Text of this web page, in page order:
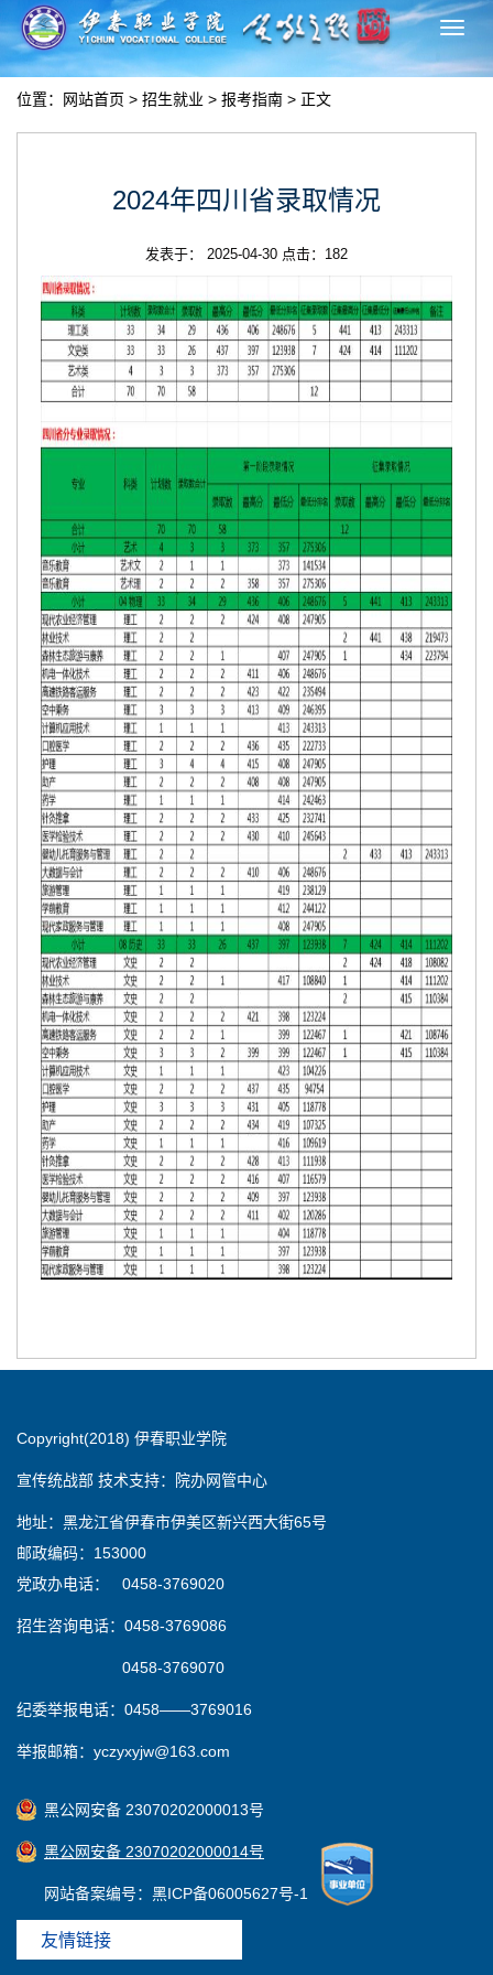
切
换
位置： 网站首页 > 招生就业 > 报考指南 > 正文
2024年四川省录取情况
发表于： 2025-04-30 点击： 182
Copyright(2018) 伊春职业学院
宣传统战部 技术支持：院办网管中心
地址：黑龙江省伊春市伊美区新兴西大街65号
邮政编码：153000
党政办电话： 0458-3769020
招生咨询电话：0458-3769086
0458-3769070
纪委举报电话：0458——3769016
举报邮箱：yczyxyjw@163.com
黑公网安备 23070202000013号
黑公网安备 23070202000014号
网站备案编号：黑ICP备06005627号-1
友情链接